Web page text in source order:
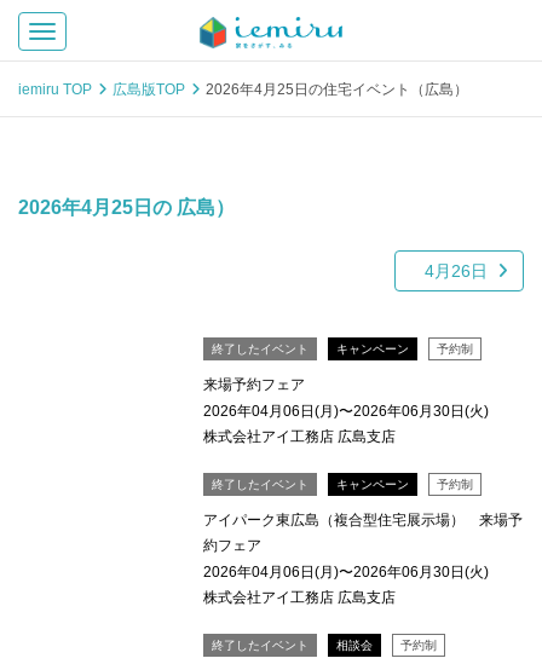
Toggle navigation
iemiru TOP 広島版TOP 2026年4月25日の住宅イベント（広島）
2026年4月25日の 広島）
4月26日
終了したイベント キャンペーン 予約制
来場予約フェア
2026年04月06日(月)〜2026年06月30日(火)
株式会社アイ工務店 広島支店
終了したイベント キャンペーン 予約制
アイパーク東広島（複合型住宅展示場） 来場予
約フェア
2026年04月06日(月)〜2026年06月30日(火)
株式会社アイ工務店 広島支店
終了したイベント 相談会 予約制